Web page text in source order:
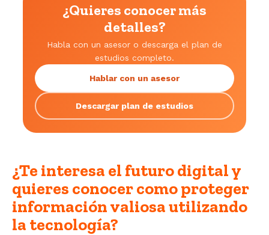
¿Quieres conocer más
detalles?
Habla con un asesor o descarga el plan de
estudios completo.
Hablar con un asesor
Descargar plan de estudios
¿Te interesa el futuro digital y
quieres conocer como proteger
información valiosa utilizando
la tecnología?